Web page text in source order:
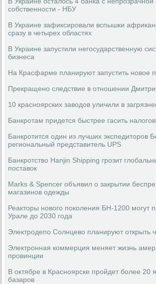
собственности - НБУ
В Украине зафиксировали вспышки
сразу в четырех областях
В Украине запустили негосударственную
бизнеса
На Красфарме планируют запустить новое
Прекращено следствие в отношении
10 красноярских заводов уличили в
Банкротам придется быстрее гасить
Банкротится один из лучших экспедиторов
региональный представитель UPS
Банкротство Hanjin Shipping грозит
поставок
Marks & Spencer объявил о закрытии
магазинов одежды
Реакторы нового поколения БН-1200 могут
Урале до 2030 года
Электродепо Солнцево планируют открыть
Электронная коммерция меняет жизнь
провинции
В октябре в Красноярске пройдет более 20
базаров